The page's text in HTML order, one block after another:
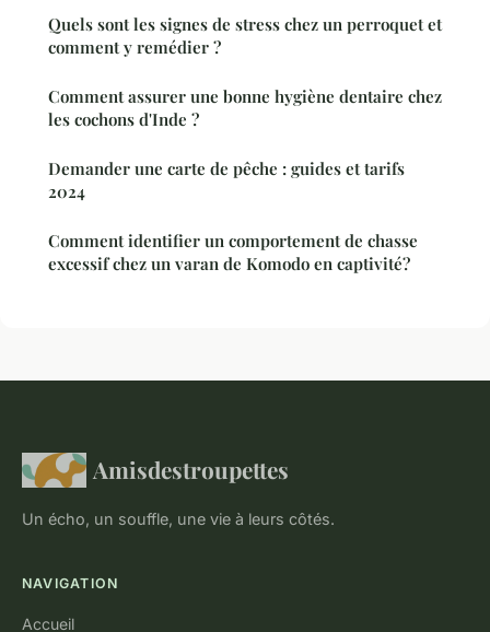
Quels sont les signes de stress chez un perroquet et
comment y remédier ?
Comment assurer une bonne hygiène dentaire chez
les cochons d'Inde ?
Demander une carte de pêche : guides et tarifs
2024
Comment identifier un comportement de chasse
excessif chez un varan de Komodo en captivité?
Amisdestroupettes
Un écho, un souffle, une vie à leurs côtés.
NAVIGATION
Accueil